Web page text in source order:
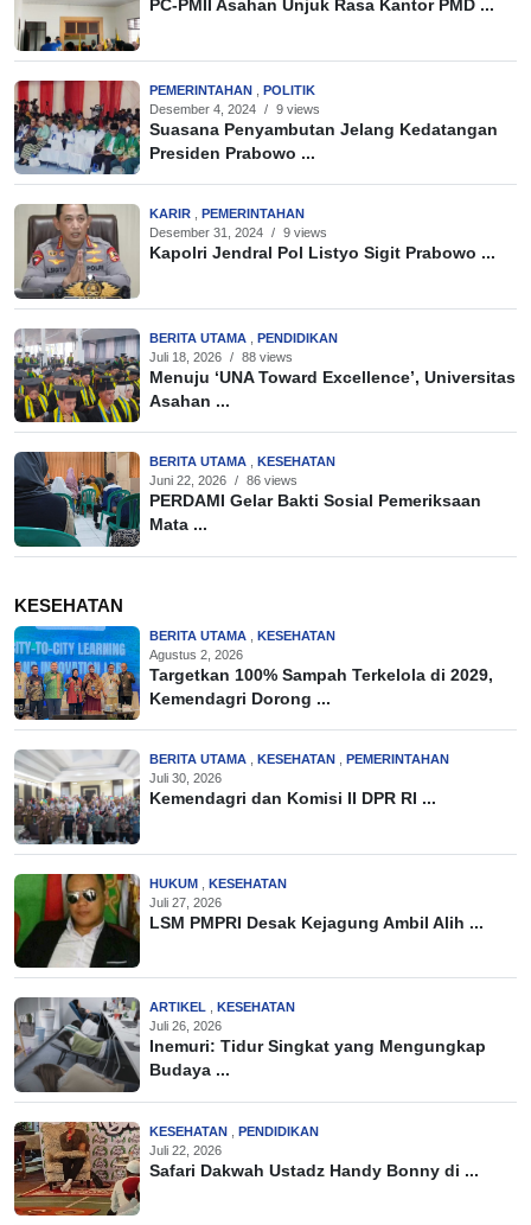
PC-PMII Asahan Unjuk Rasa Kantor PMD ...
PEMERINTAHAN
POLITIK
Desember 4, 2024 / 9 views
Suasana Penyambutan Jelang Kedatangan
Presiden Prabowo ...
KARIR
PEMERINTAHAN
Desember 31, 2024 / 9 views
Kapolri Jendral Pol Listyo Sigit Prabowo ...
BERITA UTAMA
PENDIDIKAN
Juli 18, 2026 / 88 views
Menuju ‘UNA Toward Excellence’, Universitas
Asahan ...
BERITA UTAMA
KESEHATAN
Juni 22, 2026 / 86 views
PERDAMI Gelar Bakti Sosial Pemeriksaan
Mata ...
KESEHATAN
BERITA UTAMA
KESEHATAN
Agustus 2, 2026
Targetkan 100% Sampah Terkelola di 2029,
Kemendagri Dorong ...
BERITA UTAMA KESEHATAN
PEMERINTAHAN
Juli 30, 2026
Kemendagri dan Komisi II DPR RI ...
HUKUM
KESEHATAN
Juli 27, 2026
LSM PMPRI Desak Kejagung Ambil Alih ...
ARTIKEL
KESEHATAN
Juli 26, 2026
Inemuri: Tidur Singkat yang Mengungkap
Budaya ...
KESEHATAN
PENDIDIKAN
Juli 22, 2026
Safari Dakwah Ustadz Handy Bonny di ...